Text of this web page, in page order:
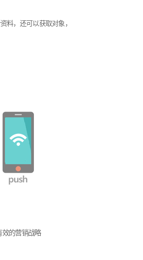
料，还可以获取对象，
效的营销战略